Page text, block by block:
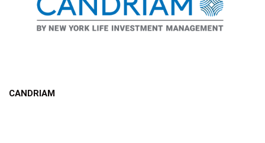
CANDRIAM